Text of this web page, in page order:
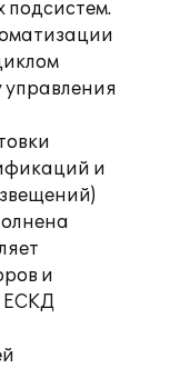
подсистем.
управления
и
и
ЕСКД